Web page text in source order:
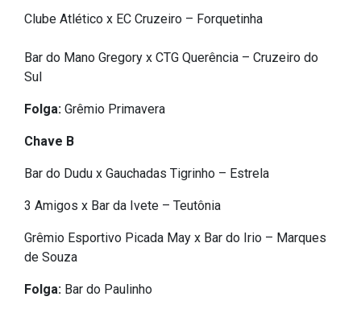
Clube Atlético x EC Cruzeiro – Forquetinha
Bar do Mano Gregory x CTG Querência – Cruzeiro do
Sul
Folga: Grêmio Primavera
Chave B
Bar do Dudu x Gauchadas Tigrinho – Estrela
3 Amigos x Bar da Ivete – Teutônia
Grêmio Esportivo Picada May x Bar do Irio – Marques
de Souza
Folga: Bar do Paulinho